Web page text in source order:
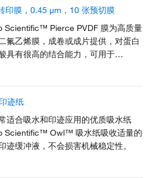
印膜，0.45 μm，10 张预切膜
Scientific™ Pierce PVDF 膜为高质量
氟乙烯膜，成卷或成片提供，对蛋白
具有很高的结合能力，可用于
迹纸
适合吸水和印迹应用的优质吸水纸
Scientific™ Owl™ 吸水纸吸收适量的
迹缓冲液，不会损害机械稳定性。